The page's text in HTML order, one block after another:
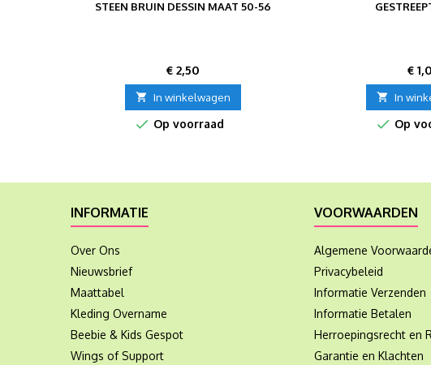
STEEN BRUIN DESSIN MAAT 50-56
Prijs
€ 2,50
 In winkelwagen
 Op voorraad
Prijs
€
 In
 Op
INFORMATIE
Over Ons
Nieuwsbrief
Maattabel
Kleding Overname
Beebie & Kids Gespot
Wings of Support
VOORWAARDEN
Algemene
Privacybeleid
Informatie Verzenden
Informatie Betalen
Herroepingsrecht en
Garantie en Klachten